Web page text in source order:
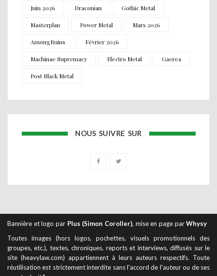
Juin 2026 Draconian Gothic Metal
Masterplan Power Metal Mars 2026
AmongRuins Février 2026
Machinae Supremacy Electro Metal Gaerea
Post Black Metal
NOUS SUIVRE SUR
Bannière et logo par Plus (Simon Coroller), mise en page parWhysy
Toutes images (hors logos, pochettes, visuels promotionnels des
groupes, etc.), textes, chroniques, reports et interviews, diffusés sur le
site (heavylaw.com) appartiennent à leurs auteurs respectifs. Toute
réutilisation est strictement interdite sans l'accord de l'auteur ou de ses